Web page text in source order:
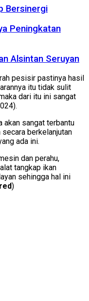
Bersinergi
Peningkatan
Alsintan Seruyan
pesisir pastinya hasil
itu tidak sulit
dari itu ini sangat
akan sangat terbantu
secara berkelanjutan
ada ini.
dan perahu,
tangkap ikan
sehingga hal ini
red)